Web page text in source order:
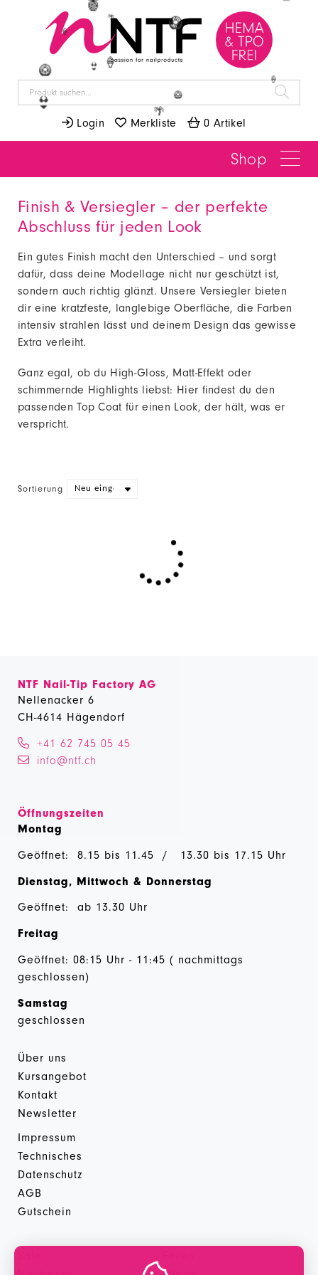
 Login  Merkliste  0 Artikel
Shop
Finish & Versiegler – der perfekte
Abschluss für jeden Look
Ein gutes Finish macht den Unterschied – und sorgt
dafür, dass deine Modellage nicht nur geschützt ist,
sondern auch richtig glänzt. Unsere Versiegler bieten
dir eine kratzfeste, langlebige Oberfläche, die Farben
intensiv strahlen lässt und deinem Design das gewisse
Extra verleiht.
Ganz egal, ob du High-Gloss, Matt-Effekt oder
schimmernde Highlights liebst: Hier findest du den
passenden Top Coat für einen Look, der hält, was er
verspricht.
Sortierung
NTF Nail-Tip Factory AG
Nellenacker 6
CH-4614 Hägendorf
+41 62 745 05 45
info@ntf.ch
Öffnungszeiten
Montag
Geöffnet: 8.15 bis 11.45 / 13.30 bis 17.15 Uhr
Dienstag, Mittwoch & Donnerstag
Geöffnet: ab 13.30 Uhr
Freitag
Geöffnet: 08:15 Uhr - 11:45 ( nachmittags
geschlossen)
Samstag
geschlossen
Über uns
Kursangebot
Kontakt
Newsletter
Impressum
Technisches
Datenschutz
AGB
Gutschein
🌴
🥝
👙
🥝
🍦
👙 🍦
🍦
🌴 🥝
🍍 🍉